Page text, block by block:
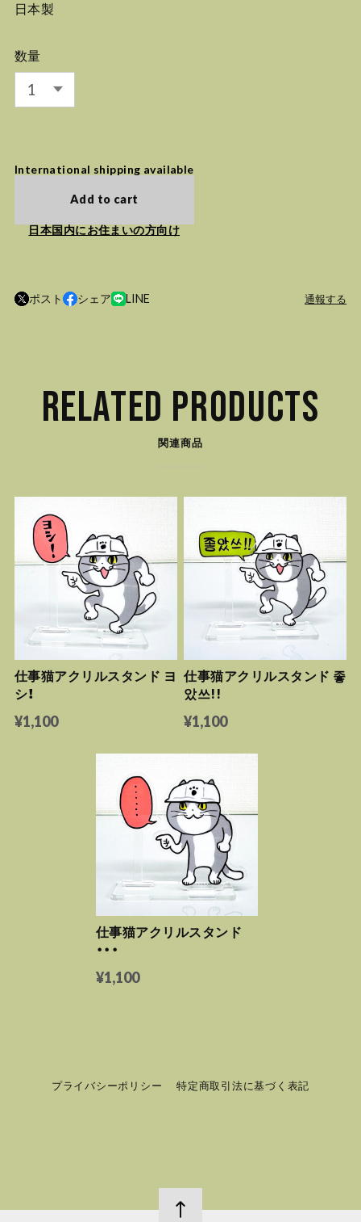
日本製
数量
International shipping available
Add to cart
日本国内にお住まいの方向け
ポスト シェア LINE 通報する
RELATED PRODUCTS
関連商品
仕事猫アクリルスタンド ヨ
シ！
¥1,100
仕事猫アクリルスタンド 좋
았쓰!!
¥1,100
仕事猫アクリルスタンド
・・・
¥1,100
プライバシーポリシー 特定商取引法に基づく表記